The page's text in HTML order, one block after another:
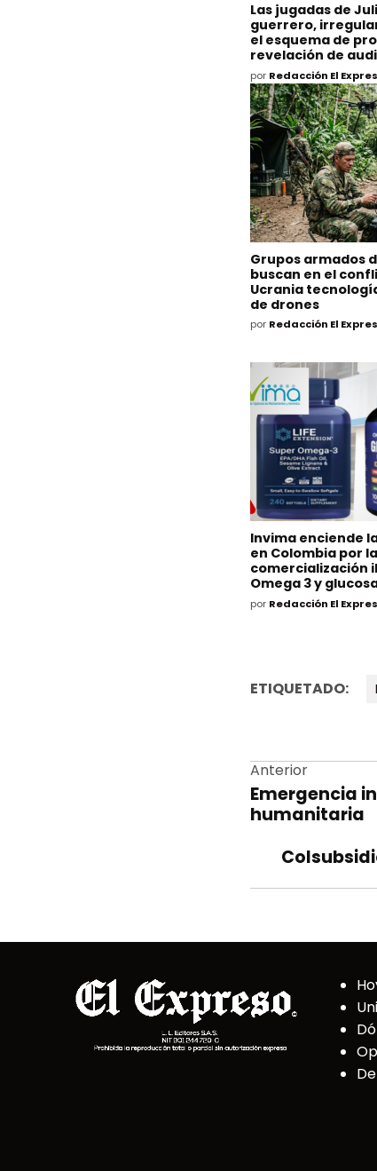
Las jugadas de
guerrero,
el esquema de
revelación de
por Redacción El
Grupos armados
buscan en el
Ucrania
de drones
por Redacción El
Invima enciende
en Colombia por la
comercialización
Omega 3 y
por Redacción El
ETIQUETADO:
de
Anterior
Emergencia
humanitaria